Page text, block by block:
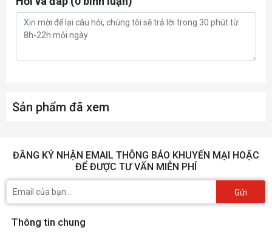
Sản phẩm đã xem
ĐĂNG KÝ NHẬN EMAIL THÔNG BÁO KHUYẾN MẠI HOẶC
ĐỂ ĐƯỢC TƯ VẤN MIỄN PHÍ
Gửi
Thông tin chung